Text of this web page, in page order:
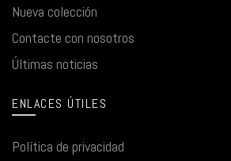
Nueva colección
Contacte con nosotros
Últimas noticias
ENLACES ÚTILES
Política de privacidad